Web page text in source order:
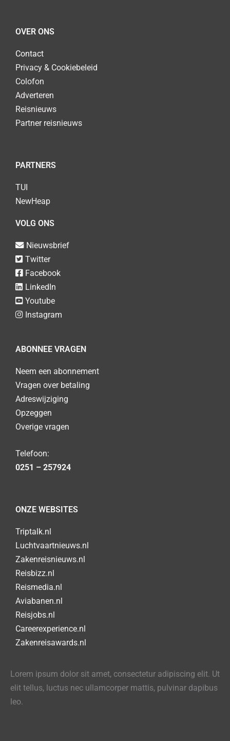
OVER ONS
Contact
Privacy & Cookiebeleid
Colofon
Adverteren
Reisnieuws
Partner reisnieuws
PARTNERS
TUI
NewHeap
VOLG ONS
Nieuwsbrief
Twitter
Facebook
LinkedIn
Youtube
Instagram
ABONNEE VRAGEN
Neem een abonnement
Vragen over betaling
Adreswijziging
Opzeggen
Overige vragen
Telefoon:
0251 – 257924
ONZE WEBSITES
Triptalk.nl
Luchtvaartnieuws.nl
Zakenreisnieuws.nl
Reisbizz.nl
Reismedia.nl
Aviabanen.nl
Reisjobs.nl
Careerexperience.nl
Zakenreisawards.nl
Lorem ipsum dolor sit amet, consectetur adipiscing elit. Ut
elit tellus, luctus nec ullamcorper mattis, pulvinar dapibus
leo.